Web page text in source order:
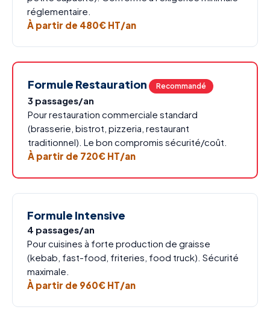
réglementaire.
À partir de 480€ HT/an
Formule Restauration Recommandé
3 passages/an
Pour restauration commerciale standard
(brasserie, bistrot, pizzeria, restaurant
traditionnel). Le bon compromis sécurité/coût.
À partir de 720€ HT/an
Formule Intensive
4 passages/an
Pour cuisines à forte production de graisse
(kebab, fast-food, friteries, food truck). Sécurité
maximale.
À partir de 960€ HT/an